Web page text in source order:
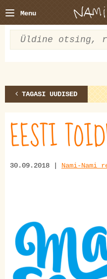
Menu
TAGASI UUDISED
EESTI
30.09.2018 | Nami-Nami